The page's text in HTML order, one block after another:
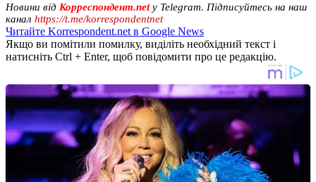
Новини від Корреспондент.netу Telegram. Підписуйтесь на наш
канал https://t.me/korrespondentnet
Читайте Korrespondent.net в Google News
Якщо ви помітили помилку, виділіть необхідний текст і
натисніть Ctrl + Enter, щоб повідомити про це редакцію.